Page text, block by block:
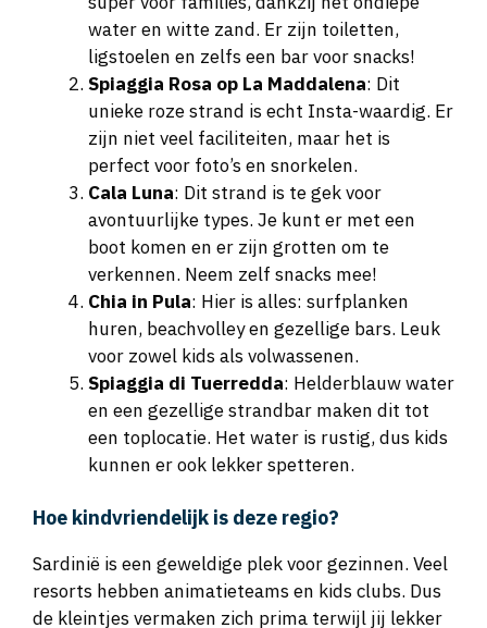
water en witte zand. Er zijn toiletten,
ligstoelen en zelfs een bar voor snacks!
Spiaggia Rosa op La Maddalena: Dit
unieke roze strand is echt Insta-waardig. Er
zijn niet veel faciliteiten, maar het is
perfect voor foto’s en snorkelen.
Cala Luna: Dit strand is te gek voor
avontuurlijke types. Je kunt er met een
boot komen en er zijn grotten om te
verkennen. Neem zelf snacks mee!
Chia in Pula: Hier is alles: surfplanken
huren, beachvolley en gezellige bars. Leuk
voor zowel kids als volwassenen.
Spiaggia di Tuerredda: Helderblauw water
en een gezellige strandbar maken dit tot
een toplocatie. Het water is rustig, dus kids
kunnen er ook lekker spetteren.
Hoe kindvriendelijk is deze regio?
Sardinië is een geweldige plek voor gezinnen. Veel
resorts hebben animatieteams en kids clubs. Dus
de kleintjes vermaken zich prima terwijl jij lekker